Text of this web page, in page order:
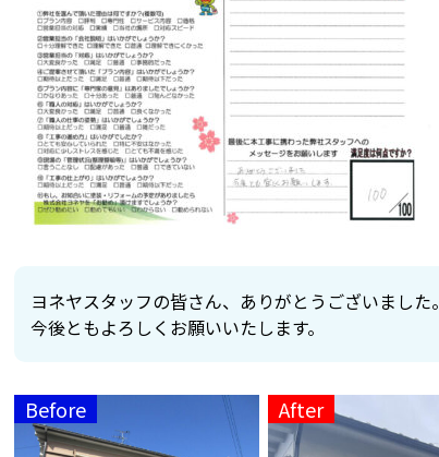
ヨネヤスタッフの皆さん、ありがとうございました。
今後ともよろしくお願いいたします。